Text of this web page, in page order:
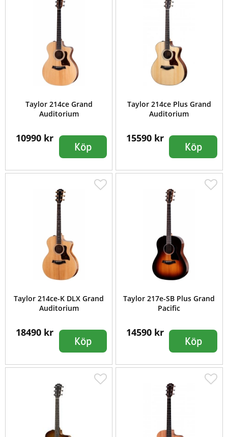
Taylor 214ce Grand
Auditorium
10990 kr
Köp
Taylor 214ce Plus Grand
Auditorium
15590 kr
Köp
Taylor 214ce-K DLX Grand
Auditorium
18490 kr
Köp
Taylor 217e-SB Plus Grand
Pacific
14590 kr
Köp